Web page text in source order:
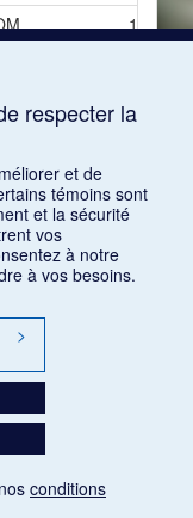
1
respecter la
et de
témoins sont
et la sécurité
vos
à notre
à vos besoins.
>
conditions